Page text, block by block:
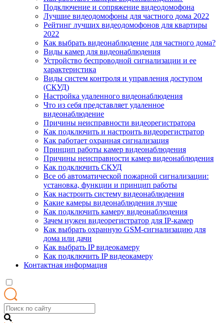
Подключение и сопряжение видеодомофона
Лучшие видеодомофоны для частного дома 2022
Рейтинг лучших видеодомофонов для квартиры
2022
Как выбрать видеонаблюдение для частного дома?
Виды камер для видеонаблюдения
Устройство беспроводной сигнализации и ее
характеристика
Виды систем контроля и управления доступом
(СКУД)
Настройка удаленного видеонаблюдения
Что из себя представляет удаленное
видеонаблюдение
Причины неисправности видеорегистратора
Как подключить и настроить видеорегистратор
Как работает охранная сигнализация
Принцип работы камер видеонаблюдения
Причины неисправности камер видеонаблюдения
Как подключить СКУД
Все об автоматической пожарной сигнализации:
установка, функции и принцип работы
Как настроить систему видеонаблюдения
Какие камеры видеонаблюдения лучше
Как подключить камеру видеонаблюдения
Зачем нужен видеорегистратор для IP-камер
Как выбрать охранную GSM-сигнализацию для
дома или дачи
Как выбрать IP видеокамеру
Как подключить IP видеокамеру
Контактная информация